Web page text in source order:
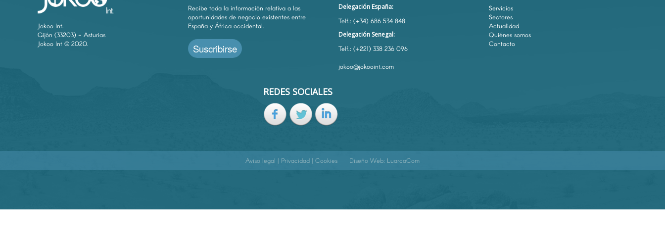
Jokoo Int.
Gijón (33203) - Asturias
Jokoo Int © 2020.
Recibe toda la información relativa a las
oportunidades de negocio existentes entre
España y África occidental.
Suscribirse
Delegación España:
Telf.: (+34) 686 534 848
Delegación Senegal:
Telf.: (+221) 338 236 096
jokoo@jokooint.com
Servicios
Sectores
Actualidad
Quiénes somos
Contacto
REDES SOCIALES
Aviso legal | Privacidad | Cookies Diseño Web: LuarcaCom